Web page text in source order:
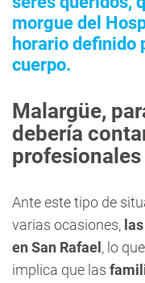
morgue del
horario definido
cuerpo.
Malargüe,
debería
profesionales
Ante este tipo de
varias ocasiones,
en San Rafael , lo
implica que las